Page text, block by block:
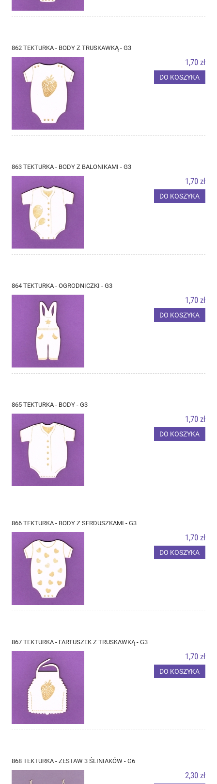
862 TEKTURKA - BODY Z TRUSKAWKĄ - G3
1,70 zł
DO KOSZYKA
863 TEKTURKA - BODY Z BALONIKAMI - G3
1,70 zł
DO KOSZYKA
864 TEKTURKA - OGRODNICZKI - G3
1,70 zł
DO KOSZYKA
865 TEKTURKA - BODY - G3
1,70 zł
DO KOSZYKA
866 TEKTURKA - BODY Z SERDUSZKAMI - G3
1,70 zł
DO KOSZYKA
867 TEKTURKA - FARTUSZEK Z TRUSKAWKĄ - G3
1,70 zł
DO KOSZYKA
868 TEKTURKA - ZESTAW 3 ŚLINIAKÓW - G6
2,30 zł